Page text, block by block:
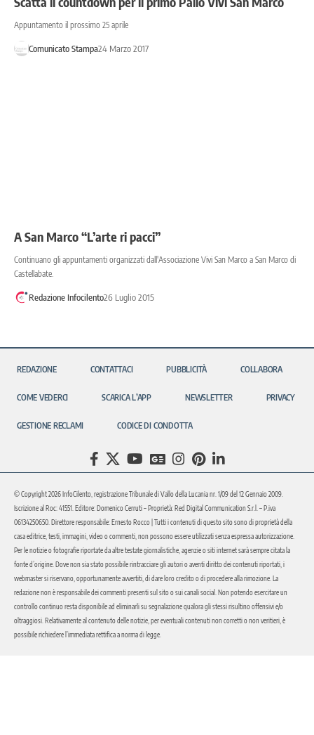
Appuntamento il prossimo 25 aprile
Comunicato Stampa24 Marzo 2017
A San Marco “L’arte ri pacci”
Continuano gli appuntamenti organizzati dall'Associazione Vivi San Marco a San Marco di
Castellabate.
Redazione Infocilento26 Luglio 2015
REDAZIONE CONTATTACI PUBBLICITÀ COLLABORA
COME VEDERCI SCARICA L’APP NEWSLETTER PRIVACY
GESTIONE RECLAMI CODICE DI CONDOTTA
© Copyright 2026 InfoCilento, registrazione Tribunale di Vallo della Lucania nr. 1/09 del 12 Gennaio 2009.
Iscrizione al Roc: 41551. Editore: Domenico Cerruti – Proprietà: Red Digital Communication S.r.l. – P.iva
06134250650. Direttore responsabile: Ernesto Rocco | Tutti i contenuti di questo sito sono di proprietà della
casa editrice, testi, immagini, video o commenti, non possono essere utilizzati senza espressa autorizzazione.
Per le notizie o fotografie riportate da altre testate giornalistiche, agenzie o siti internet sarà sempre citata la
fonte d’origine. Dove non sia stato possibile rintracciare gli autori o aventi diritto dei contenuti riportati, i
webmaster si riservano, opportunamente avvertiti, di dare loro credito o di procedere alla rimozione. La
redazione non è responsabile dei commenti presenti sul sito o sui canali social. Non potendo esercitare un
controllo continuo resta disponibile ad eliminarli su segnalazione qualora gli stessi risultino offensivi e/o
oltraggiosi. Relativamente al contenuto delle notizie, per eventuali contenuti non corretti o non veritieri, è
possibile richiedere l’immediata rettifica a norma di legge.